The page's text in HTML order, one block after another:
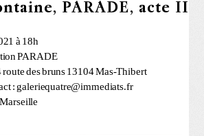
PARADE, acte II
à 18h
PARADE
des bruns 13104 Mas-Thibert
: galeriequatre@immediats.fr